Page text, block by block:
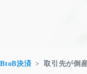
BtoB決済 取引先が倒